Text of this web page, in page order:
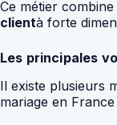
Ce métier combine
clientà forte
Les principales
Il existe plusieurs
mariage en France